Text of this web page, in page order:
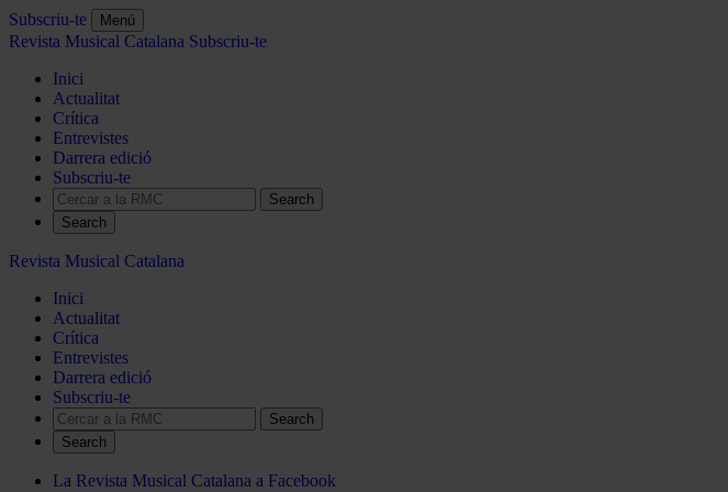
Subscriu-te Menú
Revista Musical Catalana Subscriu-te
Inici
Actualitat
Crítica
Entrevistes
Darrera edició
Subscriu-te
Search
Revista Musical Catalana
Inici
Actualitat
Crítica
Entrevistes
Darrera edició
Subscriu-te
Search
La Revista Musical Catalana a Facebook